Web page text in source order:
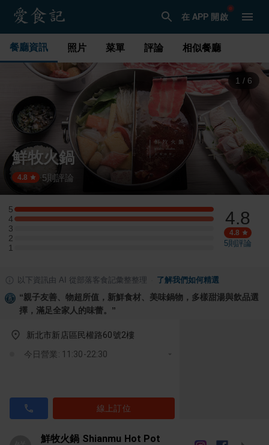
在 APP 開啟
餐廳資訊 照片 菜單 評論 相似餐廳
1 / 6
鮮牧火鍋
4.8 ·5則評論
5
5 星：1 則評論
4
4 星：1 則評論
3
3 星：0 則評論
2
2 星：0 則評論
1
1 星：0 則評論
4.8
4.8
5則評論
以下資訊由 AI 從部落客食記彙整整理 了解我們如何精選
“親子友善、物超所值，新鮮食材、美味鍋物，多樣甜湯與飲品選
擇，滿足全家人的味蕾。 ”
新北市新店區民權路60號2樓
今日營業: 11:30-22:30
線上訂位
鮮牧火鍋 Shianmu Hot Pot